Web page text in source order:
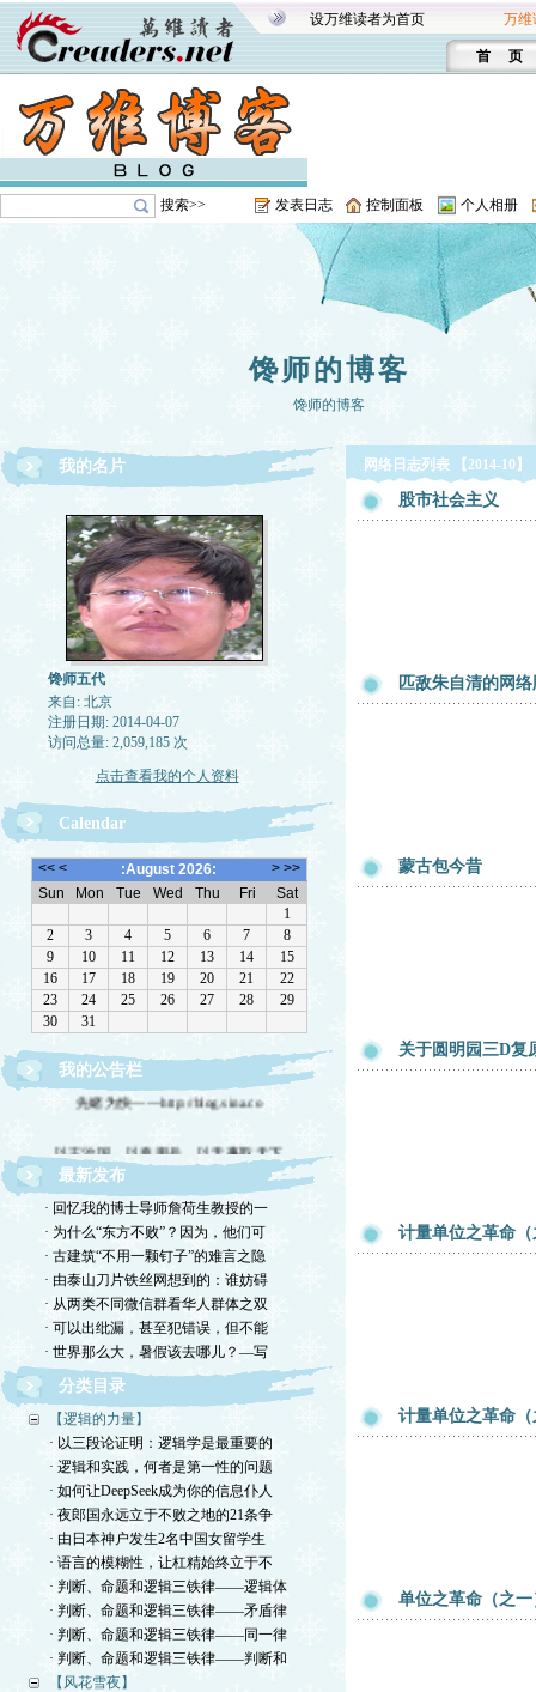
设万维读者为首页 万维
首 页
搜索>> 发表日志 控制面板 个人相册
馋师的博客
馋师的博客
我的名片
馋师五代
来自: 北京
注册日期: 2014-04-07
访问总量: 2,059,185 次
点击查看我的个人资料
Calendar
我的公告栏
先睹为快——http://blog.sina.co
最新发布
· 回忆我的博士导师詹荷生教授的一
· 为什么“东方不败”？因为，他们可
· 古建筑“不用一颗钉子”的难言之隐
· 由泰山刀片铁丝网想到的：谁妨碍
· 从两类不同微信群看华人群体之双
· 可以出纰漏，甚至犯错误，但不能
· 世界那么大，暑假该去哪儿？—写
分类目录
【逻辑的力量】
· 以三段论证明：逻辑学是最重要的
· 逻辑和实践，何者是第一性的问题
· 如何让DeepSeek成为你的信息仆人
· 夜郎国永远立于不败之地的21条争
· 由日本神户发生2名中国女留学生
· 语言的模糊性，让杠精始终立于不
· 判断、命题和逻辑三铁律——逻辑体
· 判断、命题和逻辑三铁律——矛盾律
· 判断、命题和逻辑三铁律——同一律
· 判断、命题和逻辑三铁律——判断和
【风花雪夜】
网络日志列表 【2014-10】
股市社会主义
匹敌朱自清的网
蒙古包今昔
关于圆明园三D复
计量单位之革命
计量单位之革命
单位之革命（之一